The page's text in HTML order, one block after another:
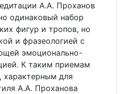
А.А. Проханов
одинаковый набор
фигур и тропов, но
и фразеологией с
эмоционально-
К таким приемам
характерным для
А.А. Проханова